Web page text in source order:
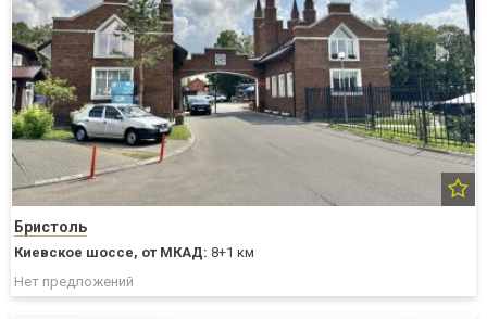
Бристоль
Киевское шоссе, от МКАД: 8+1 км
Нет предложений